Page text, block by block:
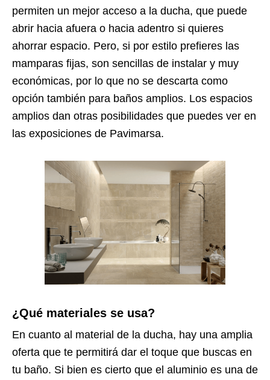
permiten un mejor acceso a la ducha, que puede
abrir hacia afuera o hacia adentro si quieres
ahorrar espacio. Pero, si por estilo prefieres las
mamparas fijas, son sencillas de instalar y muy
económicas, por lo que no se descarta como
opción también para baños amplios. Los espacios
amplios dan otras posibilidades que puedes ver en
las exposiciones de Pavimarsa.
¿Qué materiales se usa?
En cuanto al material de la ducha, hay una amplia
oferta que te permitirá dar el toque que buscas en
tu baño. Si bien es cierto que el aluminio es una de